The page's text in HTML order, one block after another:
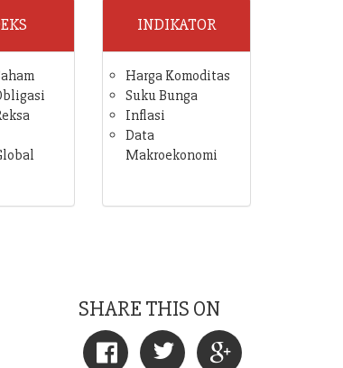
INDIKATOR
Harga Komoditas
Suku Bunga
Inflasi
Data
Makroekonomi
SHARE THIS ON